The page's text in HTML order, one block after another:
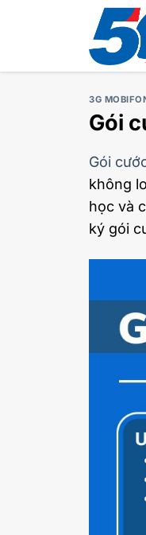
dung
3G
Gói
Gói
không
học và
ký gói